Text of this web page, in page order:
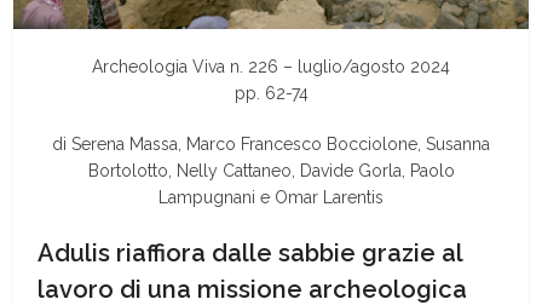
Archeologia Viva n. 226 – luglio/agosto 2024
pp. 62-74
di Serena Massa, Marco Francesco Bocciolone, Susanna
Bortolotto Nelly Cattaneo, Davide Gorla, Paolo
Lampugnani e Omar Larentis
Adulis riaffiora dalle sabbie grazie al
lavoro di una missione archeologica